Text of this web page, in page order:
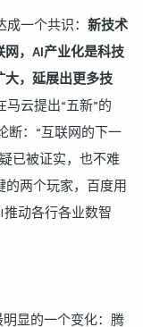
成一个共识：新技术
，AI产业化是科技
大，延展出更多技
马云提出“五新”的
断：“互联网的下一
已被证实，也不难
两个玩家，百度用
动各行各业数智
显的一个变化：腾